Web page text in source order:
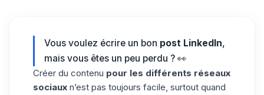
Vous voulez écrire un bon post LinkedIn,
mais vous êtes un peu perdu ? 👀
Créer du contenu pour les différents réseaux
sociaux n’est pas toujours facile, surtout quand